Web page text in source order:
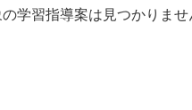
学習指導案は見つかりませ